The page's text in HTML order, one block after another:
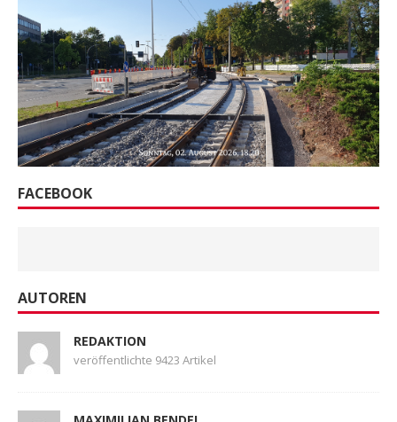
FACEBOOK
AUTOREN
REDAKTION
veröffentlichte 9423 Artikel